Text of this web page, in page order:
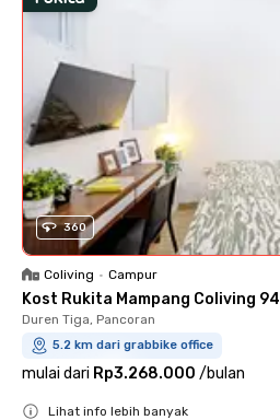
360
Coliving • Campur
Kost Rukita Mampang Coliving 94
Duren Tiga, Pancoran
5.2 km dari grabbike office
mulai dari Rp3.268.000 /bulan
Lihat info lebih banyak